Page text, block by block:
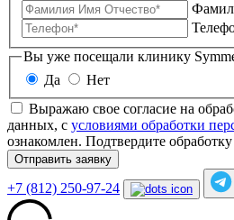
Вы уже посещали клинику
Да
Нет
Выражаю свое согласие на
данных, с условиями обработки
ознакомлен. Подтвердите
Отправить заявку
+7 (812) 250-97-24